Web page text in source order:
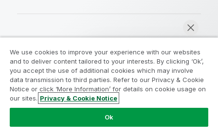
Acuerdos legales
Condiciones del producto
Legal Policies
Política legal
Condiciones de uso
Marcas comerciales
Do Not Share My Info
Copyright © 1993-2026 QlikTech International AB.
We use cookies to improve your experience with our websites
and to deliver content tailored to your interests. By clicking ‘Ok’,
you accept the use of additional cookies which may involve
data transmission to third parties. Refer to our Privacy & Cookie
Notice or click ‘More Information’ for details on cookie usage on
our sites. Privacy & Cookie Notice
Ok